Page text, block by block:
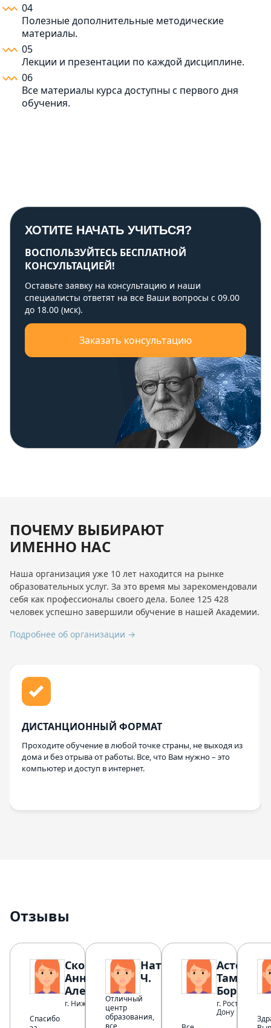
04
Полезные дополнительные методические
материалы.
05
Лекции и презентации по каждой дисциплине.
06
Все материалы курса доступны с первого дня
обучения.
ХОТИТЕ НАЧАТЬ УЧИТЬСЯ?
ВОСПОЛЬЗУЙТЕСЬ БЕСПЛАТНОЙ
КОНСУЛЬТАЦИЕЙ!
Оставьте заявку на консультацию и наши
специалисты ответят на все Ваши вопросы с 09.00
до 18.00 (мск).
Заказать консультацию
ПОЧЕМУ ВЫБИРАЮТ
ИМЕННО НАС
Наша организация уже 10 лет находится на рынке
образовательных услуг. За это время мы зарекомендовали
себя как профессионалы своего дела. Более 125 428
человек успешно завершили обучение в нашей Академии.
Подробнее об организации →
ДИСТАНЦИОННЫЙ ФОРМАТ
Проходите обучение в любой точке страны, не выходя из
дома и без отрыва от работы. Все, что Вам нужно – это
компьютер и доступ в интернет.
Отзывы
Скороходова
Анна
Александровна
г. Нижний Тагил
Спасибо
Наталья
Ч.
Отличный
центр
образования,
Астен
Тамара
г. Ростов-на-
Дону